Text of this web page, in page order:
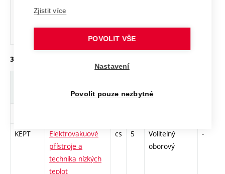
Podnikatelské
3. ročník, letní semestr
KEPT
Elektrovakuové
přístroje a
technika nízkých
teplot
cs 5
Volitelný
oborový
-
Zjistit více
POVOLIT VŠE
Nastavení
Povolit pouze nezbytné